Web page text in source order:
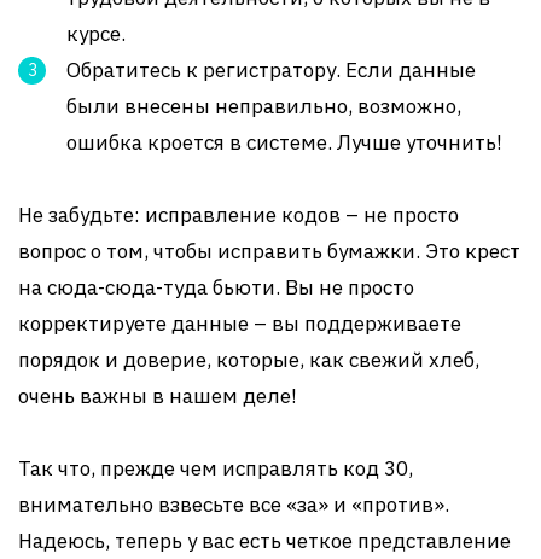
курсе.
Обратитесь к регистратору. Если данные
были внесены неправильно, возможно,
ошибка кроется в системе. Лучше уточнить!
Не забудьте: исправление кодов – не просто
вопрос о том, чтобы исправить бумажки. Это крест
на сюда-сюда-туда бьюти. Вы не просто
корректируете данные – вы поддерживаете
порядок и доверие, которые, как свежий хлеб,
очень важны в нашем деле!
Так что, прежде чем исправлять код 30,
внимательно взвесьте все «за» и «против».
Надеюсь, теперь у вас есть четкое представление